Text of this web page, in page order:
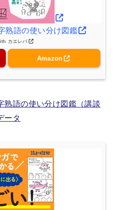
語の使い分け図鑑
カエレバ
Amazon
熟語の使い分け図鑑（講談
ータ